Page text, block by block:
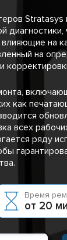
на
на
как
всех
ряду
Время
от 20